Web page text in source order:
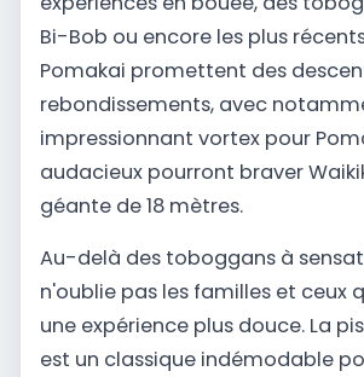
Bi-Bob ou encore les plus
Pomakai promettent des
rebondissements, avec
impressionnant vortex pour
audacieux pourront braver
géante de 18 mètres.
Au-delà des toboggans à
n'oublie pas les familles et ceux
une expérience plus douce. La
est un classique indémodable